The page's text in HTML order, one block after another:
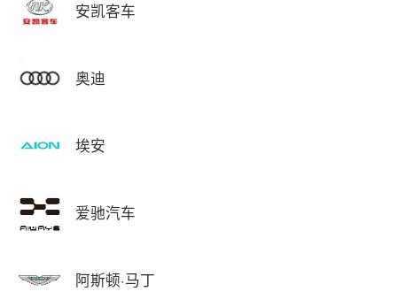
安凯客车
奥迪
埃安
爱驰汽车
阿斯顿·马丁